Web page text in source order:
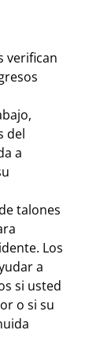
verifican
del
a
talones
Los
a
si usted
o si su